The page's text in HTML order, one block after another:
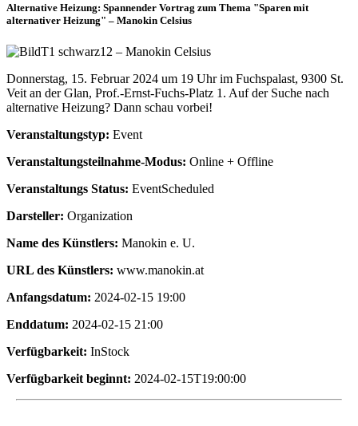
Alternative Heizung: Spannender Vortrag zum Thema "Sparen mit
alternativer Heizung" – Manokin Celsius
Donnerstag, 15. Februar 2024 um 19 Uhr im Fuchspalast, 9300 St.
Veit an der Glan, Prof.-Ernst-Fuchs-Platz 1. Auf der Suche nach
alternative Heizung? Dann schau vorbei!
Veranstaltungstyp: Event
Veranstaltungsteilnahme-Modus: Online + Offline
Veranstaltungs Status: EventScheduled
Darsteller: Organization
Name des Künstlers: Manokin e. U.
URL des Künstlers: www.manokin.at
Anfangsdatum: 2024-02-15 19:00
Enddatum: 2024-02-15 21:00
Verfügbarkeit: InStock
Verfügbarkeit beginnt: 2024-02-15T19:00:00